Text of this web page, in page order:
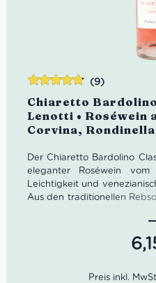
Chiaretto
Lenotti • Roséwein
Corvina,
(9)
Der Chiaretto Bardolino
eleganter Roséwein vom
Leichtigkeit und
Aus den traditionellen
Noten, zarter Frucht
Charakter. Ein
Aperitivo,
Bewertet
mit4.78
von 5